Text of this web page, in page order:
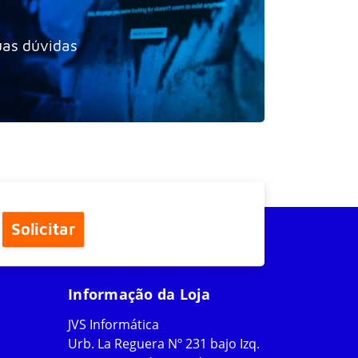
dúvidas
Solicitar
Informação da Loja
JVS Informática
Urb. La Reguera Nº 231 bajo Izq.